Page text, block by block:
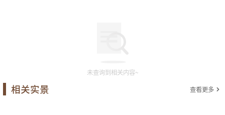
未查询到相关内容~
相关实景 查看更多